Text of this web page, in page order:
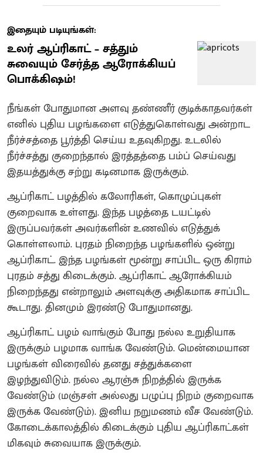
இதையும் படியுங்கள்:
உலர் ஆப்ரிகாட் – சத்தும்
சுவையும் சேர்த்த ஆரோக்கியப்
பொக்கிஷம்!
நீங்கள் போதுமான அளவு தண்ணீர் குடிக்காதவர்கள்
எனில் புதிய பழங்களை எடுத்துகொள்வது அன்றாட
நீர்ச்சத்தை பூர்த்தி செய்ய உதவுகிறது. உடலில்
நீர்ச்சத்து குறைந்தால் இரத்தத்தை பம்ப் செய்வது
இதயத்துக்கு சற்று கடினமாக இருக்கும்.
ஆப்ரிகாட் பழத்தில் கலோரிகள், கொழுப்புகள்
குறைவாக உள்ளது. இந்த பழத்தை டயட்டில்
இருப்பவர்கள் அவர்களின் உணவில் எடுத்துக்
கொள்ளலாம். புரதம் நிறைந்த பழங்களில் ஒன்று
ஆப்ரிகாட். இந்த பழங்கள் மூன்று சாப்பிட ஒரு கிராம்
புரதம் சத்து கிடைக்கும். ஆப்ரிகாட் ஆரோக்கியம்
நிறைந்தது என்றாலும் அளவுக்கு அதிகமாக சாப்பிட
கூடாது. தினமும் இரண்டு போதுமானது.
ஆப்ரிகாட் பழம் வாங்கும் போது நல்ல உறுதியாக
இருக்கும் பழமாக வாங்க வேண்டும். மென்மையான
பழங்கள் விரைவில் தனது சத்துக்களை
இழந்துவிடும். நல்ல ஆரஞ்சு நிறத்தில் இருக்க
வேண்டும் (மஞ்சள் அல்லது பழுப்பு நிறம் குறைவாக
இருக்க வேண்டும்). இனிய நறுமணம் வீச வேண்டும்.
கோடைக்காலத்தில் கிடைக்கும் புதிய ஆப்ரிகாட்கள்
மிகவும் சுவையாக இருக்கும்.